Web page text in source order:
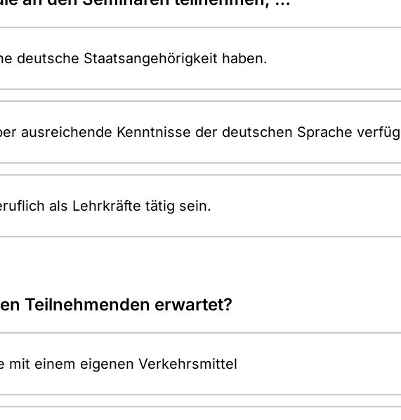
deutsche Staatsangehörigkeit haben.
ausreichende Kenntnisse der deutschen Sprache
als Lehrkräfte tätig sein.
Teilnehmenden erwartet?
mit einem eigenen Verkehrsmittel